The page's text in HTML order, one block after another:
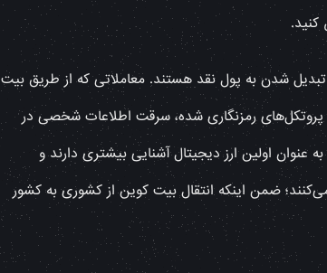
شدن به پول نقد هستند. معاملاتی که از طریق بیت
پروتکل‌های رمزنگاری شده، سرقت اطلاعات شخصی در
اولین ارز دیجیتال آشنایی بیشتری دارند و
ضمن اینکه انتقال بیت کوین از کشوری به کشور